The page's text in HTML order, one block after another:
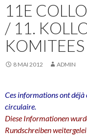
11E
/ 11.
KOMITEES
8 MAI 2012 ADMIN
Ces informations ont
circulaire.
Diese Informationen
Rundschreiben